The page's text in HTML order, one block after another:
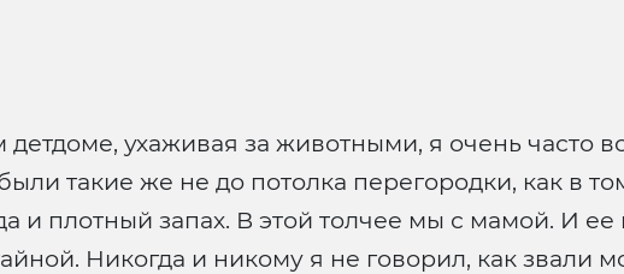
ухаживая за животными, я очень часто
такие же не до потолка перегородки, как в
и плотный запах. В этой толчее мы с мамой. И
Никогда и никому я не говорил, как звали